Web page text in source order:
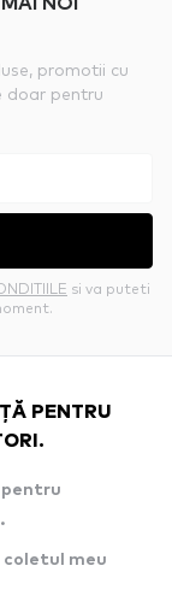
promotii cu
doar pentru
si va puteti
PENTRU
coletul meu